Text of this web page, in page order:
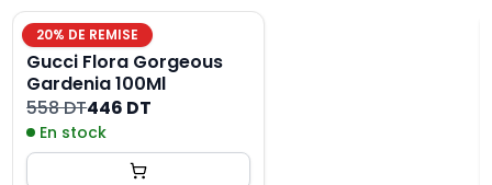
20% DE REMISE
Gucci Flora Gorgeous
Gardenia 100Ml
558 DT446 DT
En stock